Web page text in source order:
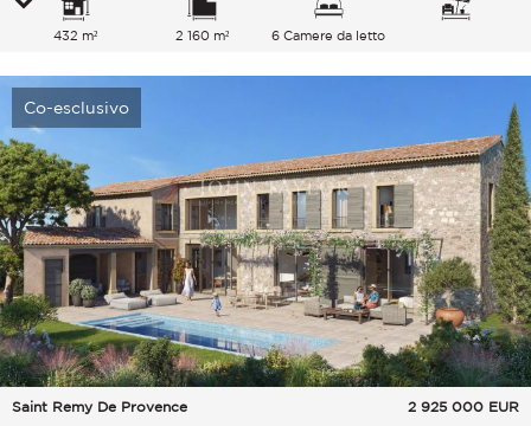
432 m² 2 160 m² 6 Camere da letto
Co-esclusivo
Saint Remy De Provence
2 925 000 EUR